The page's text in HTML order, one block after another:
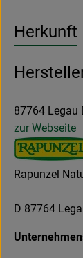
Herkunft
87764 Legau
zur Webseite
Rapunzel
D 87764